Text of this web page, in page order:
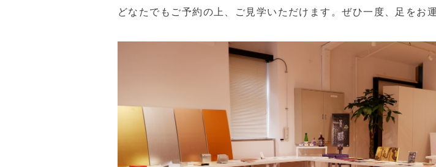
どなたでもご予約の上、ご見学いただけます。ぜひ一度、足をお